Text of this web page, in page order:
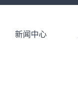
新闻中心